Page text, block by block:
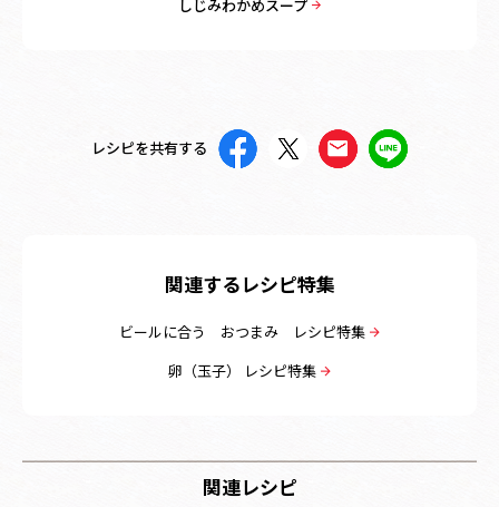
しじみわかめスープ
レシピを共有する
関連するレシピ特集
ビールに合う おつまみ レシピ特集
卵（玉子） レシピ特集
関連レシピ